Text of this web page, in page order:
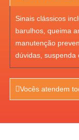
Sinais clássicos
barulhos, queima
manutenção
dúvidas, suspenda
Vocês atendem